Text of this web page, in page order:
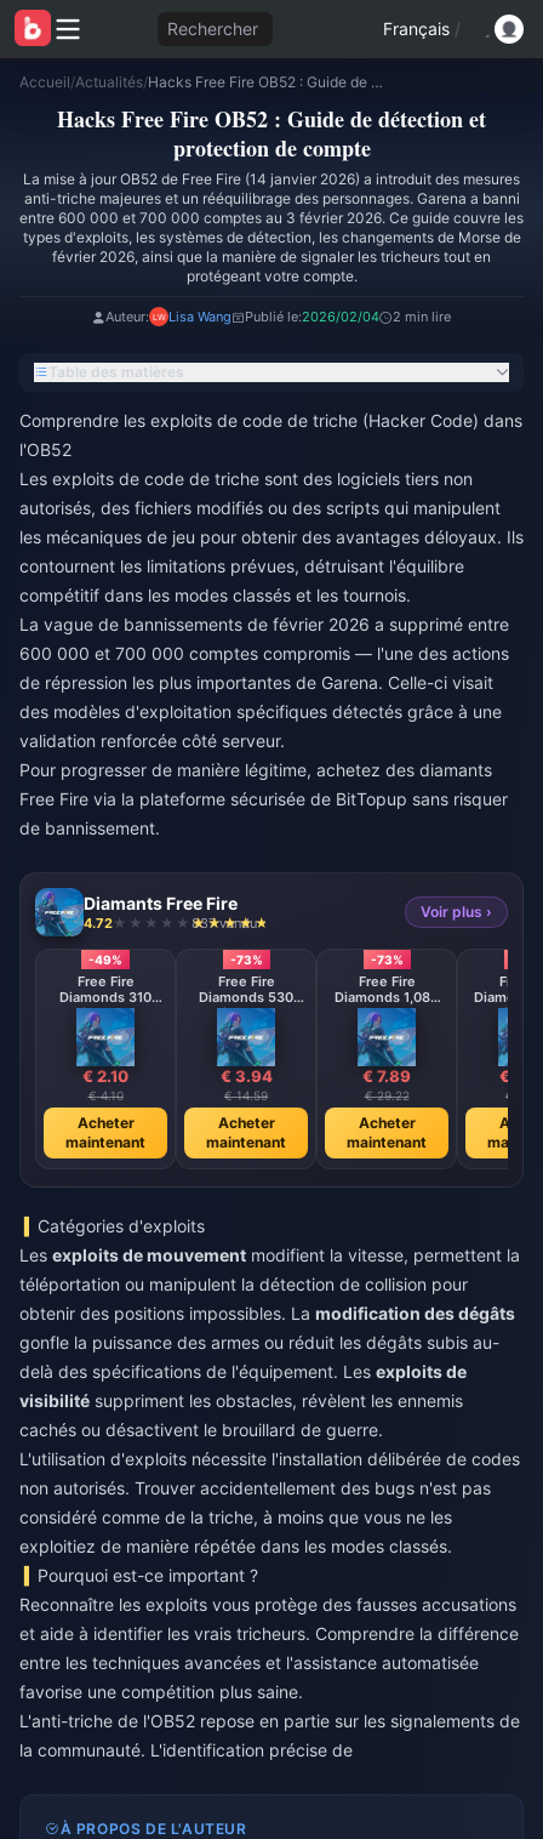
Rechercher Français /
Accueil/Actualités/ Hacks Free Fire OB52 : Guide de détection et protection de compte
Hacks Free Fire OB52 : Guide de détection et
protection de compte
La mise à jour OB52 de Free Fire (14 janvier 2026) a introduit des mesures
anti-triche majeures et un rééquilibrage des personnages. Garena a banni
entre 600 000 et 700 000 comptes au 3 février 2026. Ce guide couvre les
types d'exploits, les systèmes de détection, les changements de Morse de
février 2026, ainsi que la manière de signaler les tricheurs tout en
protégeant votre compte.
Auteur: Lisa Wang Publié le:2026/02/04 2 min lire
Table des matières
Comprendre les exploits de code de triche (Hacker Code) dans
l'OB52
Les exploits de code de triche sont des logiciels tiers non
autorisés, des fichiers modifiés ou des scripts qui manipulent
les mécaniques de jeu pour obtenir des avantages déloyaux. Ils
contournent les limitations prévues, détruisant l'équilibre
compétitif dans les modes classés et les tournois.
La vague de bannissements de février 2026 a supprimé entre
600 000 et 700 000 comptes compromis — l'une des actions
de répression les plus importantes de Garena. Celle-ci visait
des modèles d'exploitation spécifiques détectés grâce à une
validation renforcée côté serveur.
Pour progresser de manière légitime, achetez des diamants
Free Fire via la plateforme sécurisée de BitTopup sans risquer
de bannissement.
Diamants Free Fire
4.72 837 vendu
Voir plus ›
-49%
Free Fire
Diamonds 310
Diamonds
€ 2.10
€ 4.10
Acheter
maintenant
-73%
Free Fire
Diamonds 530
Diamonds
【Middle East
region optional】
€ 3.94
€ 14.59
Acheter
maintenant
-73%
Free Fire
Diamonds 1,080
Diamonds
【Middle East
region optional】
€ 7.89
€ 29.22
Acheter
maintenant
Free
【
region
€
€
Catégories d'exploits
Les exploits de mouvement modifient la vitesse, permettent la
téléportation ou manipulent la détection de collision pour
obtenir des positions impossibles. La modification des dégâts
gonfle la puissance des armes ou réduit les dégâts subis au-
delà des spécifications de l'équipement. Les exploits de
visibilité suppriment les obstacles, révèlent les ennemis
cachés ou désactivent le brouillard de guerre.
L'utilisation d'exploits nécessite l'installation délibérée de codes
non autorisés. Trouver accidentellement des bugs n'est pas
considéré comme de la triche, à moins que vous ne les
exploitiez de manière répétée dans les modes classés.
Pourquoi est-ce important ?
Reconnaître les exploits vous protège des fausses accusations
et aide à identifier les vrais tricheurs. Comprendre la différence
entre les techniques avancées et l'assistance automatisée
favorise une compétition plus saine.
L'anti-triche de l'OB52 repose en partie sur les signalements de
la communauté. L'identification précise de
À PROPOS DE L'AUTEUR